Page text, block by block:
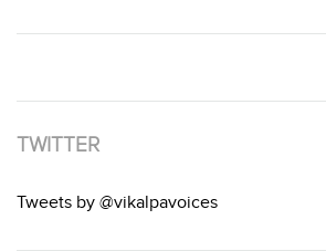
TWITTER
Tweets by @vikalpavoices